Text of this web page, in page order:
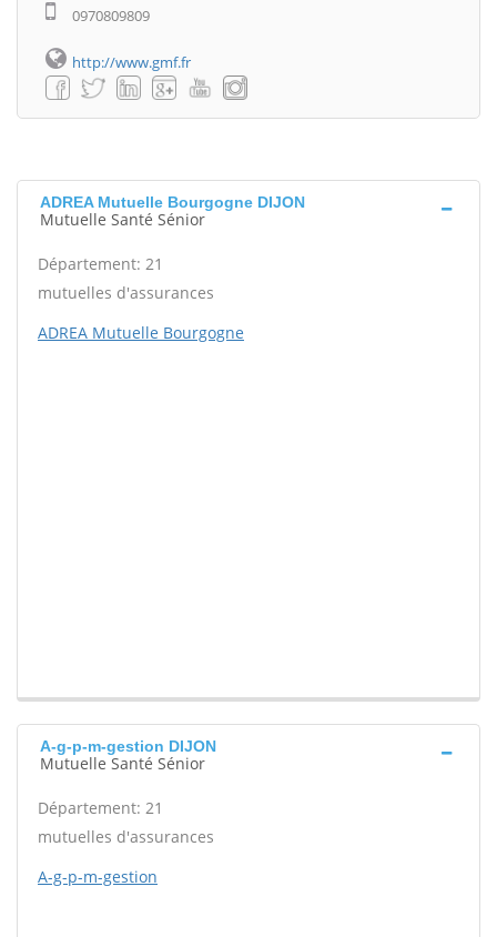
0970809809
http://www.gmf.fr
ADREA Mutuelle Bourgogne DIJON
Mutuelle Santé Sénior
Département: 21
mutuelles d'assurances
ADREA Mutuelle Bourgogne
A-g-p-m-gestion DIJON
Mutuelle Santé Sénior
Département: 21
mutuelles d'assurances
A-g-p-m-gestion